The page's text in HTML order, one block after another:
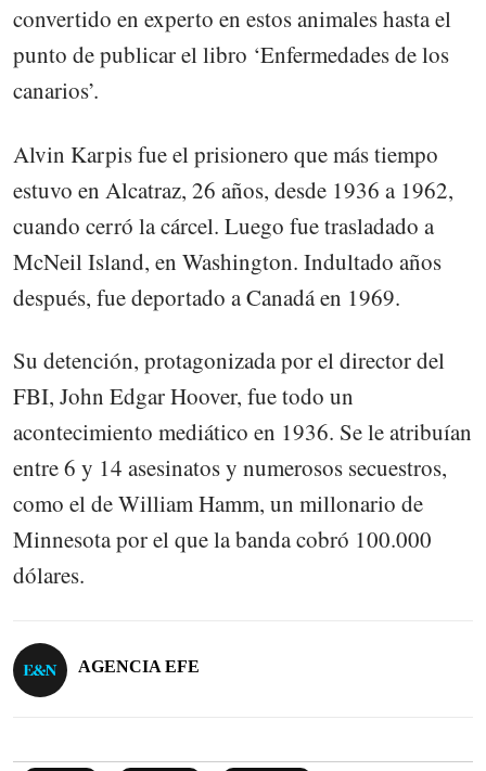
convertido en experto en estos animales hasta el
punto de publicar el libro ‘Enfermedades de los
canarios’.
Alvin Karpis fue el prisionero que más tiempo
estuvo en Alcatraz, 26 años, desde 1936 a 1962,
cuando cerró la cárcel. Luego fue trasladado a
McNeil Island, en Washington. Indultado años
después, fue deportado a Canadá en 1969.
Su detención, protagonizada por el director del
FBI, John Edgar Hoover, fue todo un
acontecimiento mediático en 1936. Se le atribuían
entre 6 y 14 asesinatos y numerosos secuestros,
como el de William Hamm, un millonario de
Minnesota por el que la banda cobró 100.000
dólares.
AGENCIA EFE